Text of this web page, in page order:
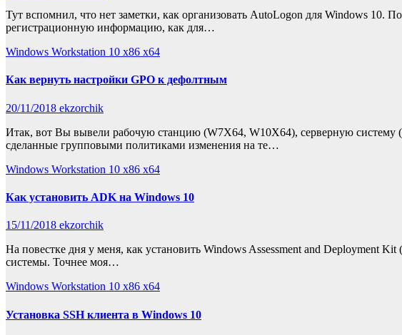
Тут вспомнил, что нет заметки, как организовать AutoLogon для Windows 10.
регистрационную информацию, как для…
Windows Workstation 10 x86 x64
Как вернуть настройки GPO к дефолтным
20/11/2018 ekzorchik
Итак, вот Вы вывели рабочую станцию (W7X64, W10X64), серверную систему
сделанные групповыми политиками изменения на те…
Windows Workstation 10 x86 x64
Как установить ADK на Windows 10
15/11/2018 ekzorchik
На повестке дня у меня, как установить Windows Assessment and Deployment
системы. Точнее моя…
Windows Workstation 10 x86 x64
Установка SSH клиента в Windows 10